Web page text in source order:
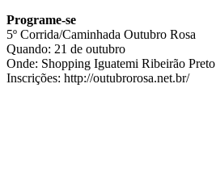
Programe-se
5º Corrida/Caminhada Outubro Rosa
Quando: 21 de outubro
Onde: Shopping Iguatemi Ribeirão Preto
Inscrições: http://outubrorosa.net.br/